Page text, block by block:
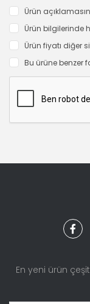
Ürün
Ürün bilgilerinde
Ürün fiyatı diğer
Bu ürüne benzer
En yeni ürün